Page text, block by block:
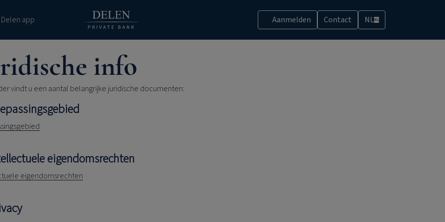
app Aanmelden Contact NLNL
info
vindt u een aantal belangrijke juridische documenten:
eigendomsrechten
eigendomsrechten